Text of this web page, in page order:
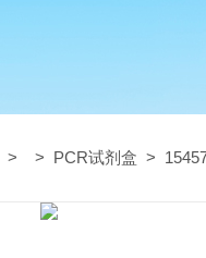
> > PCR试剂盒 >